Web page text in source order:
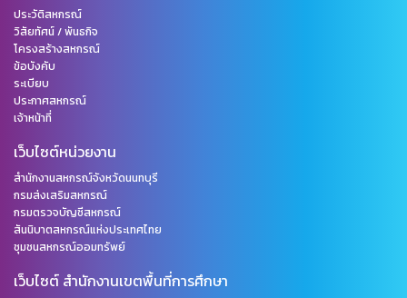
ประวัติสหกรณ์
วิสัยทัศน์ / พันธกิจ
โครงสร้างสหกรณ์
ข้อบังคับ
ระเบียบ
ประกาศสหกรณ์
เจ้าหน้าที่
เว็บไซต์หน่วยงาน
สำนักงานสหกรณ์จังหวัดนนทบุรี
กรมส่งเสริมสหกรณ์
กรมตรวจบัญชีสหกรณ์
สันนิบาตสหกรณ์แห่งประเทศไทย
ชุมชนสหกรณ์ออมทรัพย์
เว็บไซต์ สำนักงานเขตพื้นที่การศึกษา